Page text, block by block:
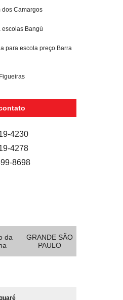
dos Camargos
Bangú
para escola preço Barra
4230
4278
8698
da
GRANDE SÃO
PAULO